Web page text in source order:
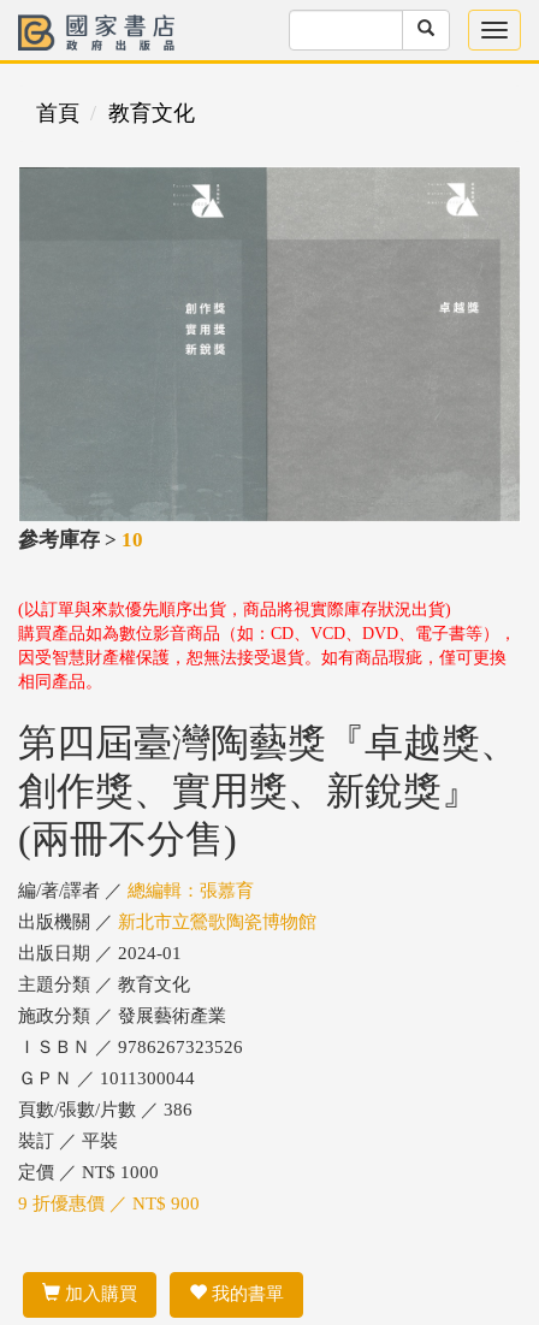
首頁 教育文化
參考庫存 > 10
(以訂單與來款優先順序出貨，商品將視實際庫存狀況出貨)
購買產品如為數位影音商品（如：CD、VCD、DVD、電子書等），
因受智慧財產權保護，恕無法接受退貨。如有商品瑕疵，僅可更換
相同產品。
第四屆臺灣陶藝獎『卓越獎、
創作獎、實用獎、新銳獎』
(兩冊不分售)
編/著/譯者 ／ 總編輯：張䕒育
出版機關 ／ 新北市立鶯歌陶瓷博物館
出版日期 ／ 2024-01
主題分類 ／ 教育文化
施政分類 ／ 發展藝術產業
ＩＳＢＮ ／ 9786267323526
ＧＰＮ ／ 1011300044
頁數/張數/片數 ／ 386
裝訂 ／ 平裝
定價 ／ NT$ 1000
9 折優惠價 ／ NT$ 900
加入購買 我的書單